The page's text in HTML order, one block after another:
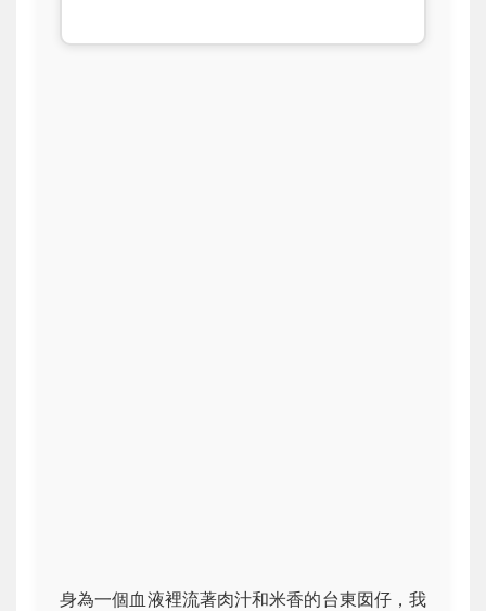
身為一個血液裡流著肉汁和米香的台東囡仔，我